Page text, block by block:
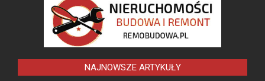
NAJNOWSZE ARTYKUŁY